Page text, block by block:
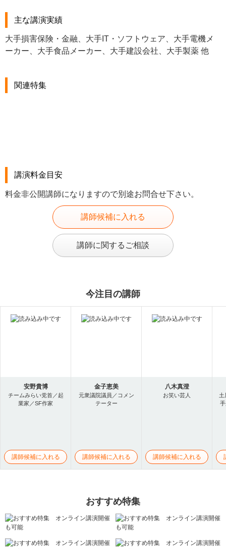
主な講演実績
大手損害保険・金融、大手IT・ソフトウェア、大手電機メ
ーカー、大手食品メーカー、大手建設会社、大手製薬 他
関連特集
講演料金目安
料金非公開講師になりますので別途お問合せ下さい。
講師候補に入れる
講師に関するご相談
今注目の講師
安野貴博
チームみらい党首／起
業家／SF作家
講師候補に入れる
金子恵美
元衆議院議員／コメン
テーター
講師候補に入れる
八木真澄
お笑い芸人
講師候補に入れる
土
おすすめ特集